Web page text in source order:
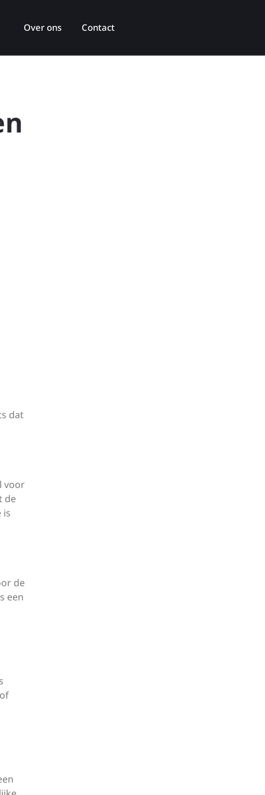
Over ons Contact
dat
voor
de
is
de
een